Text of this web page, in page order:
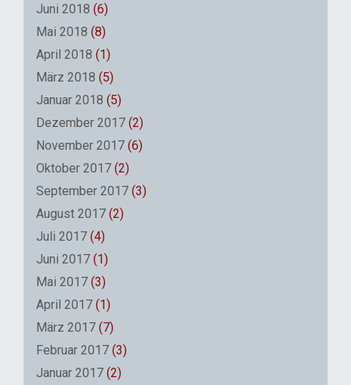
Juni 2018 (6)
Mai 2018 (8)
April 2018 (1)
März 2018 (5)
Januar 2018 (5)
Dezember 2017 (2)
November 2017 (6)
Oktober 2017 (2)
September 2017 (3)
August 2017 (2)
Juli 2017 (4)
Juni 2017 (1)
Mai 2017 (3)
April 2017 (1)
März 2017 (7)
Februar 2017 (3)
Januar 2017 (2)